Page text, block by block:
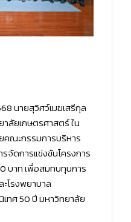
นายสุวิศว์เมฆเสรีกุล
ลัยเกษตรศาสตร์ ใน
ณะกรรมการบริหาร
จัดการแข่งขันโครงการ
บาท เพื่อสมทบทุนการ
โรงพยาบาล
ทศ 50 ปี มหาวิทยาลัย